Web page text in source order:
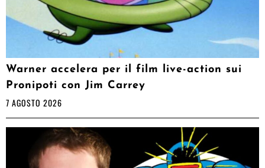
Warner accelera per il film live-action sui
Pronipoti con Jim Carrey
7 AGOSTO 2026